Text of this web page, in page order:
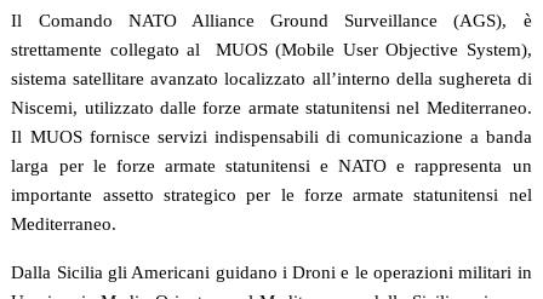
Il Comando NATO Alliance Ground Surveillance (AGS), è
strettamente collegato al MUOS (Mobile User Objective System),
sistema satellitare avanzato localizzato all’interno della sughereta di
Niscemi, utilizzato dalle forze armate statunitensi nel Mediterraneo.
Il MUOSfornisce servizi indispensabili di comunicazione a banda
larga per le forze armate statunitensi e NATO e rappresenta un
importante assetto strategico per le forze armate statunitensi nel
Mediterraneo.
Dalla Sicilia gli Americani guidano i Droni e le operazioni militari in